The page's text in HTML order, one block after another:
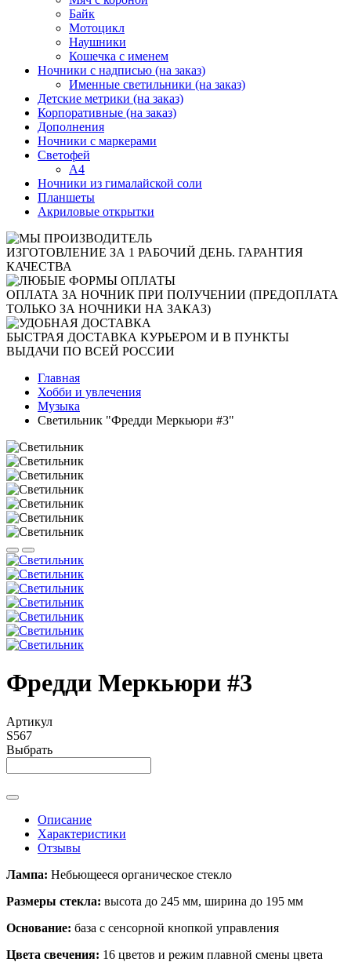
Байк
Мотоцикл
Наушники
Кошечка с именем
Ночники с надписью (на заказ)
Именные светильники (на заказ)
Детские метрики (на заказ)
Корпоративные (на заказ)
Дополнения
Ночники с маркерами
Светофей
А4
Ночники из гималайской соли
Планшеты
Акриловые открытки
ИЗГОТОВЛЕНИЕ ЗА 1 РАБОЧИЙ ДЕНЬ. ГАРАНТИЯ
КАЧЕСТВА
ОПЛАТА ЗА НОЧНИК ПРИ ПОЛУЧЕНИИ (ПРЕДОПЛАТА
ТОЛЬКО ЗА НОЧНИКИ НА ЗАКАЗ)
БЫСТРАЯ ДОСТАВКА КУРЬЕРОМ И В ПУНКТЫ
ВЫДАЧИ ПО ВСЕЙ РОССИИ
Главная
Хобби и увлечения
Музыка
Светильник "Фредди Меркьюри #3"
Фредди Меркьюри #3
Артикул
S567
Выбрать
Описание
Характеристики
Отзывы
Лампа: Небьющееся органическое стекло
Размеры стекла: высота до 245 мм, ширина до 195 мм
Основание: база с сенсорной кнопкой управления
Цвета свечения: 16 цветов и режим плавной смены цвета